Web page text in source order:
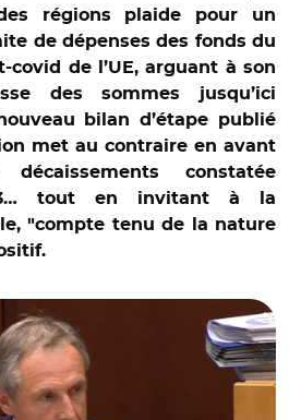
régions plaide pour un
de dépenses des fonds du
covid de l’UE, arguant à son
des sommes jusqu’ici
bilan d’étape publié
met au contraire en avant
décaissements constatée
tout en invitant à la
"compte tenu de la nature
des régions/Christophe